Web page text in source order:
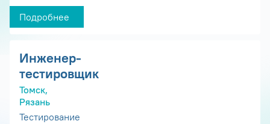
Подробнее
Инженер-
тестировщик
Томск,
Рязань
Тестирование